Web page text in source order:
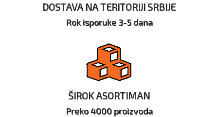
DOSTAVA NA TERITORIJI SRBIJE
Rok isporuke 3-5 dana
ŠIROK ASORTIMAN
Preko 4000 proizvoda